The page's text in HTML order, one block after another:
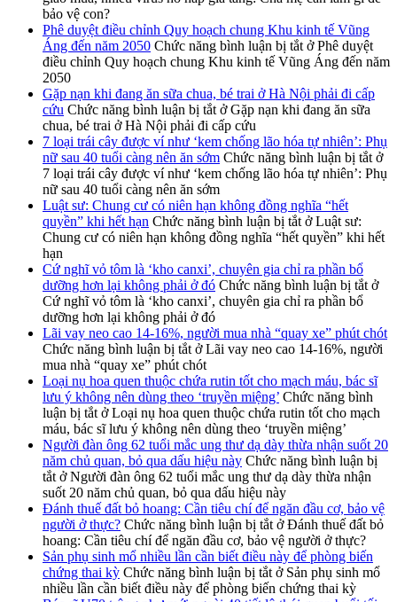
bảo vệ con?
Phê duyệt điều chỉnh Quy hoạch chung Khu kinh tế Vũng
Áng đến năm 2050 Chức năng bình luận bị tắt ở Phê duyệt
điều chỉnh Quy hoạch chung Khu kinh tế Vũng Áng đến năm
2050
Gặp nạn khi đang ăn sữa chua, bé trai ở Hà Nội phải đi cấp
cứu Chức năng bình luận bị tắt ở Gặp nạn khi đang ăn sữa
chua, bé trai ở Hà Nội phải đi cấp cứu
7 loại trái cây được ví như ‘kem chống lão hóa tự nhiên’: Phụ
nữ sau 40 tuổi càng nên ăn sớm Chức năng bình luận bị tắt ở
7 loại trái cây được ví như ‘kem chống lão hóa tự nhiên’: Phụ
nữ sau 40 tuổi càng nên ăn sớm
Luật sư: Chung cư có niên hạn không đồng nghĩa “hết
quyền” khi hết hạn Chức năng bình luận bị tắt ở Luật sư:
Chung cư có niên hạn không đồng nghĩa “hết quyền” khi hết
hạn
Cứ nghĩ vỏ tôm là ‘kho canxi’, chuyên gia chỉ ra phần bổ
dưỡng hơn lại không phải ở đó Chức năng bình luận bị tắt ở
Cứ nghĩ vỏ tôm là ‘kho canxi’, chuyên gia chỉ ra phần bổ
dưỡng hơn lại không phải ở đó
Lãi vay neo cao 14-16%, người mua nhà “quay xe” phút chót
Chức năng bình luận bị tắt ở Lãi vay neo cao 14-16%, người
mua nhà “quay xe” phút chót
Loại nụ hoa quen thuộc chứa rutin tốt cho mạch máu, bác sĩ
lưu ý không nên dùng theo ‘truyền miệng’ Chức năng bình
luận bị tắt ở Loại nụ hoa quen thuộc chứa rutin tốt cho mạch
máu, bác sĩ lưu ý không nên dùng theo ‘truyền miệng’
Người đàn ông 62 tuổi mắc ung thư dạ dày thừa nhận suốt 20
năm chủ quan, bỏ qua dấu hiệu này Chức năng bình luận bị
tắt ở Người đàn ông 62 tuổi mắc ung thư dạ dày thừa nhận
suốt 20 năm chủ quan, bỏ qua dấu hiệu này
Đánh thuế đất bỏ hoang: Cần tiêu chí để ngăn đầu cơ, bảo vệ
người ở thực? Chức năng bình luận bị tắt ở Đánh thuế đất bỏ
hoang: Cần tiêu chí để ngăn đầu cơ, bảo vệ người ở thực?
Sản phụ sinh mổ nhiều lần cần biết điều này để phòng biến
chứng thai kỳ Chức năng bình luận bị tắt ở Sản phụ sinh mổ
nhiều lần cần biết điều này để phòng biến chứng thai kỳ